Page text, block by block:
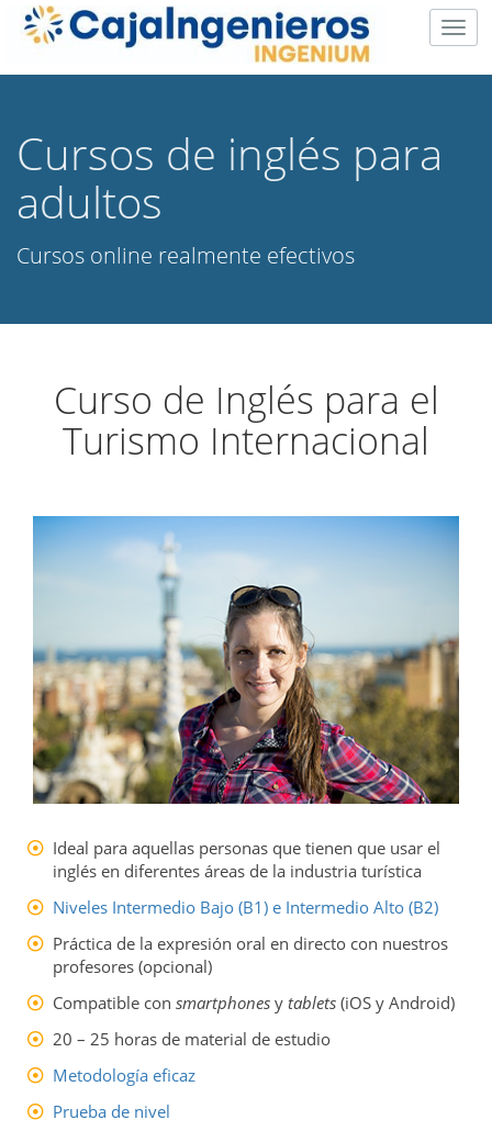
Cursos de inglés para
adultos
Cursos online realmente efectivos
Curso de Inglés para el
Turismo Internacional
Ideal para aquellas personas que tienen que usar el
inglés en diferentes áreas de la industria turística
Niveles Intermedio Bajo (B1) e Intermedio Alto (B2)
Práctica de la expresión oral en directo con nuestros
profesores (opcional)
Compatible con smartphonesy tablets(iOS y Android)
20 – 25 horas de material de estudio
Metodología eficaz
Prueba de nivel